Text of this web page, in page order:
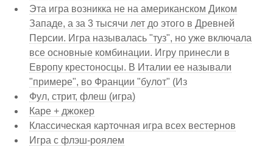
Эта игра возникка не на американском Диком
Западе, а за 3 тысячи лет до этого в Древней
Персии. Игра называлась "туз", но уже включала
все основные комбинации. Игру принесли в
Европу крестоносцы. В Италии ее называли
"примере", во Франции "булот" (Из
Фул, стрит, флеш (игра)
Каре + джокер
Классическая карточная игра всех вестернов
Игра с флэш-роялем